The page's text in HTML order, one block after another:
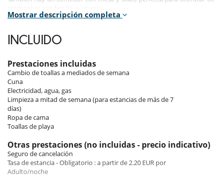
del aeropuerto, y a tan solo 1 km de la preciosa cala de arena blanca
de Binibeca Nou.
para unas increibles vacaciones.
Las habitaciones
Habitación 1
Habitación, 1er piso. . aire acondicionado.
Habitación 2
Habitación, 1er piso. . aire acondicionado.
Habitación 3
Habitación, 1er piso. . aire acondicionado.
Mostrar descripción completa
INCLUIDO
Prestaciones incluidas
Cambio de toallas a mediados de semana
Cuna
Electricidad, agua, gas
Limpieza a mitad de semana (para estancias de más de 7
días)
Ropa de cama
Toallas de playa
Otras prestaciones (no incluidas - precio indicativo)
Seguro de cancelación
Tasa de estancia - Obligatorio : a partir de 2.20 EUR por
Adulto/noche